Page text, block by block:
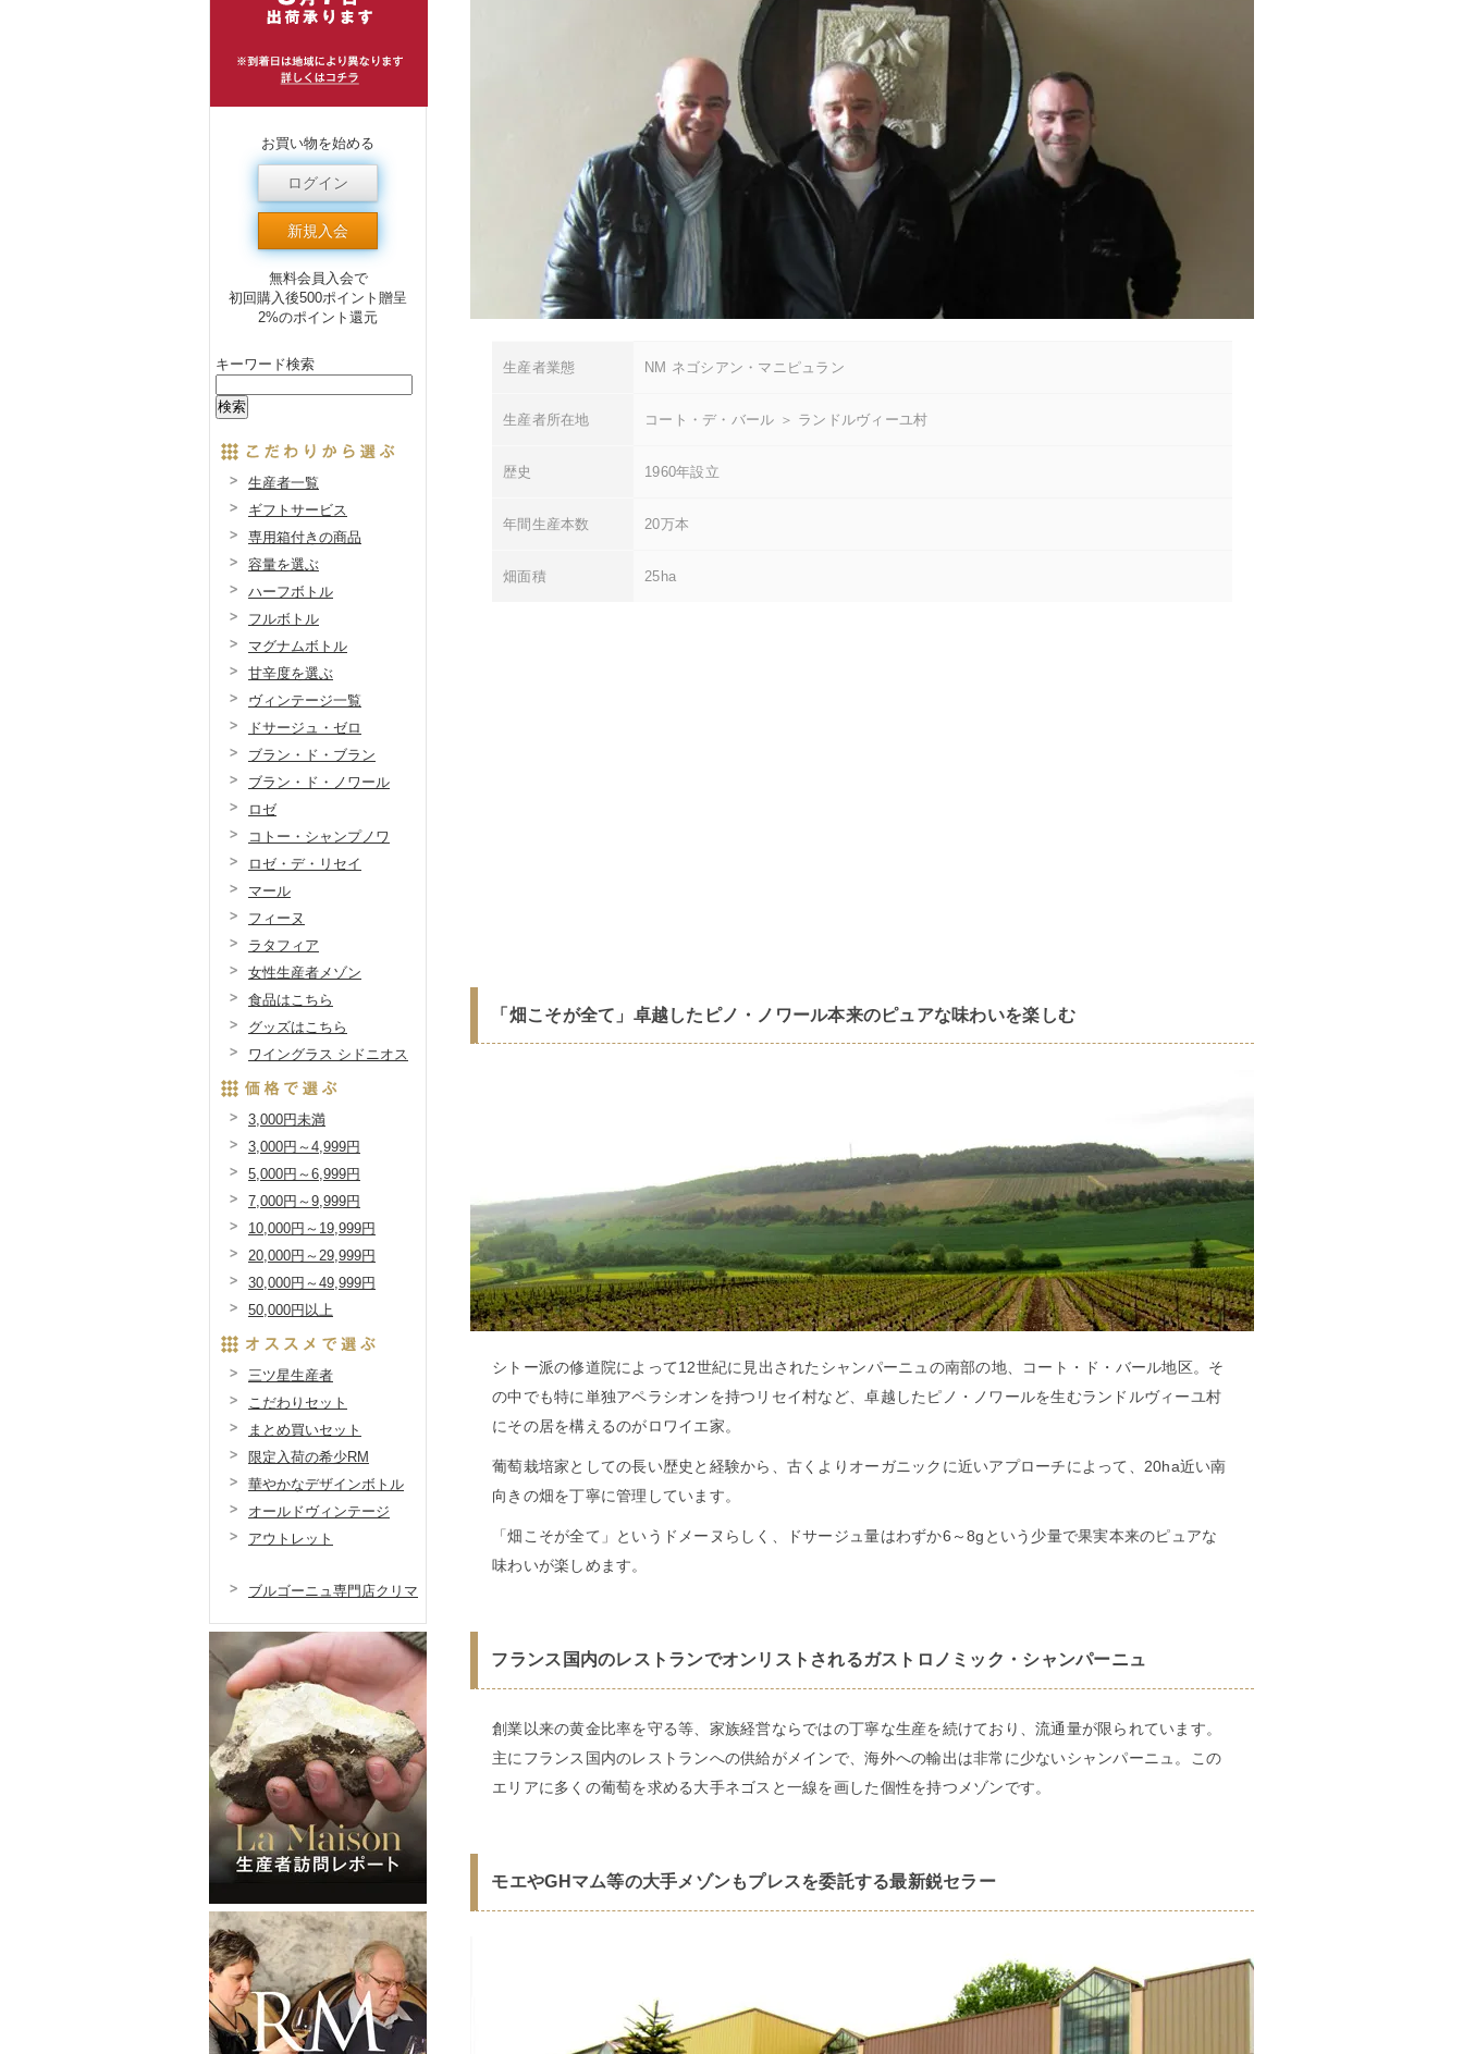
生産者業態 NM ネゴシアン・マニピュラン
生産者所在地 コート・デ・バール ＞ ランドルヴィーユ村
歴史 1960年設立
年間生産本数 20万本
畑面積 25ha
「畑こそが全て」卓越したピノ・ノワール本来のピュアな味わいを楽しむ
シトー派の修道院によって12世紀に見出されたシャンパーニュの南部の地、コート・ド・バール地区。そ
の中でも特に単独アペラシオンを持つリセイ村など、卓越したピノ・ノワールを生むランドルヴィーユ村
にその居を構えるのがロワイエ家。
葡萄栽培家としての長い歴史と経験から、古くよりオーガニックに近いアプローチによって、20ha近い南
向きの畑を丁寧に管理しています。
「畑こそが全て」というドメーヌらしく、ドサージュ量はわずか6～8gという少量で果実本来のピュアな
味わいが楽しめます。
フランス国内のレストランでオンリストされるガストロノミック・シャンパーニュ
創業以来の黄金比率を守る等、家族経営ならではの丁寧な生産を続けており、流通量が限られています。
主にフランス国内のレストランへの供給がメインで、海外への輸出は非常に少ないシャンパーニュ。この
エリアに多くの葡萄を求める大手ネゴスと一線を画した個性を持つメゾンです。
モエやGHマム等の大手メゾンもプレスを委託する最新鋭セラー
お買い物を始める
ログイン
新規入会
無料会員入会で
初回購入後500ポイント贈呈
2%のポイント還元
キーワード検索
生産者一覧
ギフトサービス
専用箱付きの商品
容量を選ぶ
ハーフボトル
フルボトル
マグナムボトル
甘辛度を選ぶ
ヴィンテージ一覧
ドサージュ・ゼロ
ブラン・ド・ブラン
ブラン・ド・ノワール
ロゼ
コトー・シャンプノワ
ロゼ・デ・リセイ
マール
フィーヌ
ラタフィア
女性生産者メゾン
食品はこちら
グッズはこちら
ワイングラス シドニオス
3,000円未満
3,000円～4,999円
5,000円～6,999円
7,000円～9,999円
10,000円～19,999円
20,000円～29,999円
30,000円～49,999円
50,000円以上
三ツ星生産者
こだわりセット
まとめ買いセット
限定入荷の希少RM
華やかなデザインボトル
オールドヴィンテージ
アウトレット
ブルゴーニュ専門店クリマ